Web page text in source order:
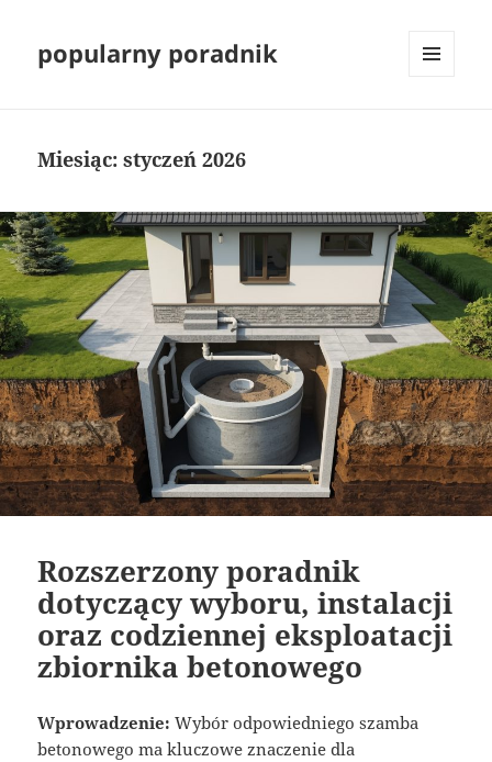
popularny poradnik
Miesiąc:styczeń 2026
Rozszerzony poradnik
dotyczący wyboru, instalacji
oraz codziennej eksploatacji
zbiornika betonowego
Wprowadzenie: Wybór odpowiedniego szamba
betonowego ma kluczowe znaczenie dla